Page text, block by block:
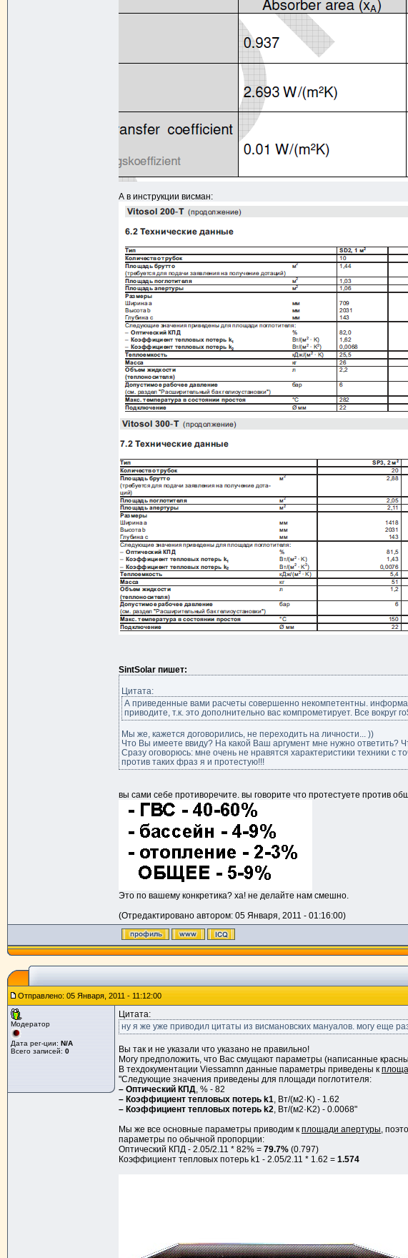
А в инструкции висман:
SintSolar пишет:
Цитата:
А приведенные вами расчеты совершенно некомпетентны.
приводите, т.к. это дополнительно вас компрометирует. Все вокруг
Мы же, кажется договорились, не переходить на личности... ))
Что Вы имеете ввиду? На какой Ваш аргумент мне нужно ответить?
Сразу оговорюсь: мне очень не нравятся характеристики техники
против таких фраз я и протестую!!!
вы сами себе противоречите. вы говорите что протестуете против
Это по вашему конкретика? ха! не делайте нам смешно.
(Отредактировано автором: 05 Января, 2011 - 01:16:00)
Отправлено: 05 Января, 2011 - 11:12:00
Модератор
Дата рег-ции: N/A
Всего записей: 0
Цитата:
ну я же уже приводил цитаты из висмановских мануалов. могу еще
Вы так и не указали что указано не правильно!
Могу предположить, что Вас смущают параметры (написанные
В техдокументации Viessamnn данные параметры приведены к
"Следующие значения приведены для площади поглотителя:
– Оптический КПД, % - 82
– Коэффициент тепловых потерь k1, Вт/(м2·K) - 1.62
– Коэффициент тепловых потерь k2, Вт/(м2·K2) - 0.0068"
Мы же все основные параметры приводим к площади апертуры,
параметры по обычной пропорции:
Оптический КПД - 2.05/2.11 * 82% = 79.7% (0.797)
Коэффициент тепловых потерь k1 - 2.05/2.11 * 1.62 = 1.574